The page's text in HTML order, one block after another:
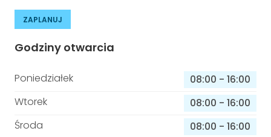
ZAPLANUJ
Godziny otwarcia
Poniedziałek 08:00 - 16:00
Wtorek
08:00 - 16:00
Środa
08:00 - 16:00